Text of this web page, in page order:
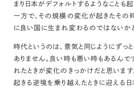
まり 日本がデフォルトするようなことも
一方で、その規模の変化が起きたその
に良い国に生まれ変わるのではないか
時代というのは、景気と同じようにずっ
ありません。良い時も悪い時もあるんで
れたときが変化のきっかけだと思います
起きる逆境を乗り越えたときに迎える